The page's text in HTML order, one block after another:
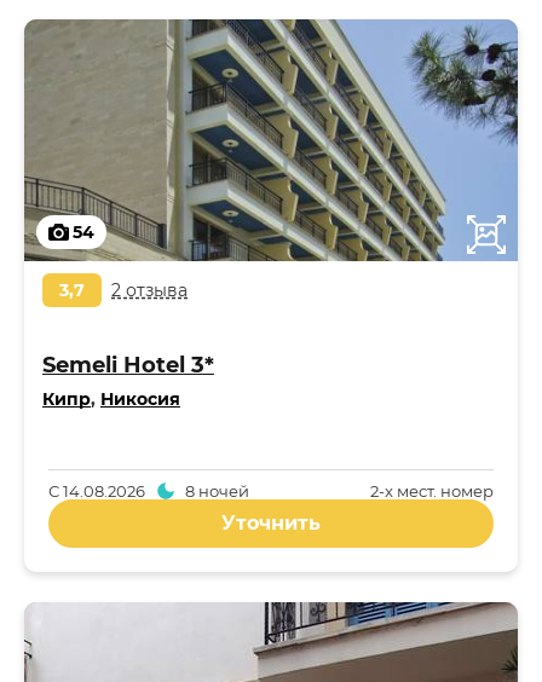
54
3,7 2 отзыва
Semeli Hotel 3*
Кипр, Никосия
2-x мест. номер
С14.08.2026 8 ночей
Уточнить